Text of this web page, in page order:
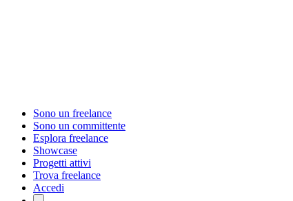
Sono un freelance
Sono un committente
Esplora freelance
Showcase
Progetti attivi
Trova freelance
Accedi